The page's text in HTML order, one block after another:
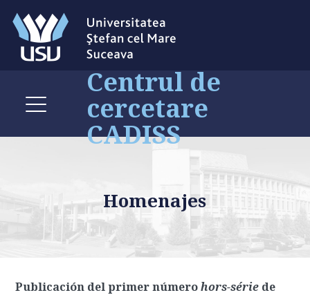
Centrul de
cercetare
CADISS
Homenajes
Publicación del primer númerohors-série de